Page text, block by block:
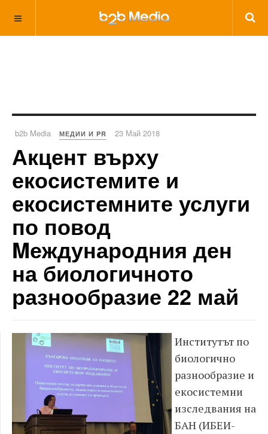
b2b Media МЕДИИ И PR 23 Май 2018
Акцент върху
екосистемите и
екосистемните услуги
по повод
Mеждународния ден
на биологичното
разнообразие 22 май
Институтът по
биологично
разнообразие и
екосистемни
изследвания на
БАН (ИБЕИ-